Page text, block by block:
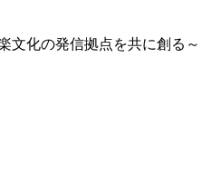
文化の発信拠点を共に創る～